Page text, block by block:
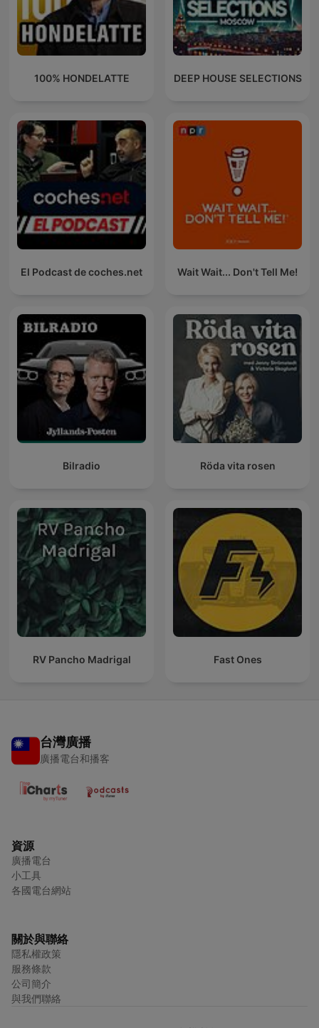
100% HONDELATTE DEEP HOUSE SELECTIONS
El Podcast de coches.net Wait Wait... Don't Tell Me!
Bilradio Röda vita rosen
RV Pancho Madrigal Fast Ones
台灣廣播
廣播電台和播客
資源
廣播電台
小工具
各國電台網站
關於與聯絡
隱私權政策
服務條款
公司簡介
與我們聯絡